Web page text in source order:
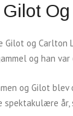
og Carlton
og han var
og Gilot blev
år,